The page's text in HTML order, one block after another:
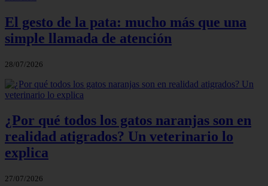
El gesto de la pata: mucho más que una
simple llamada de atención
28/07/2026
¿Por qué todos los gatos naranjas son en
realidad atigrados? Un veterinario lo
explica
27/07/2026